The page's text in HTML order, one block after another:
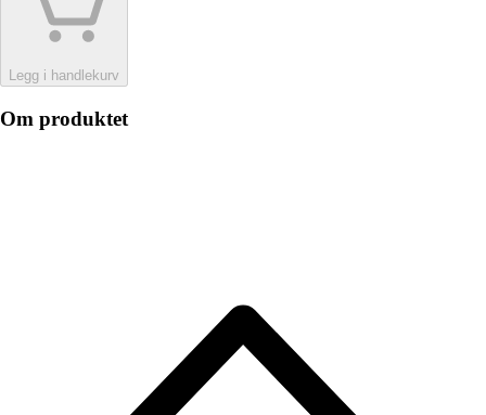
Legg i handlekurv
Om produktet